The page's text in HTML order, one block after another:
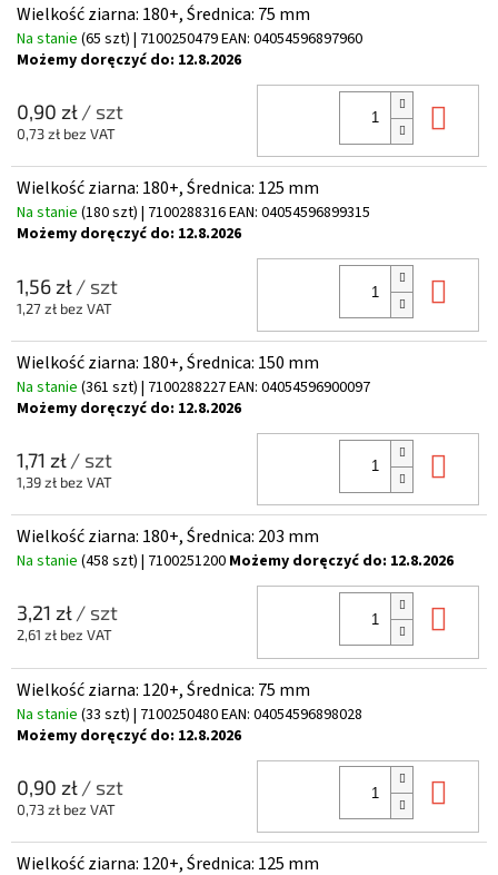
Wielkość ziarna: 180+, Średnica: 75 mm
Na stanie (65 szt) | 7100250479EAN: 04054596897960
Możemy doręczyć do: 12.8.2026
0,90 zł/ szt
0,73 zł bez VAT
Wielkość ziarna: 180+, Średnica: 125 mm
Na stanie (180 szt) | 7100288316EAN: 04054596899315
Możemy doręczyć do: 12.8.2026
1,56 zł/ szt
1,27 zł bez VAT
Wielkość ziarna: 180+, Średnica: 150 mm
Na stanie (361 szt) | 7100288227EAN: 04054596900097
Możemy doręczyć do: 12.8.2026
1,71 zł/ szt
1,39 zł bez VAT
Wielkość ziarna: 180+, Średnica: 203 mm
Na stanie (458 szt) | 7100251200 Możemy doręczyć do: 12.8.2026
3,21 zł/ szt
2,61 zł bez VAT
Wielkość ziarna: 120+, Średnica: 75 mm
Na stanie (33 szt) | 7100250480EAN: 04054596898028
Możemy doręczyć do: 12.8.2026
0,90 zł/ szt
0,73 zł bez VAT
Wielkość ziarna: 120+, Średnica: 125 mm